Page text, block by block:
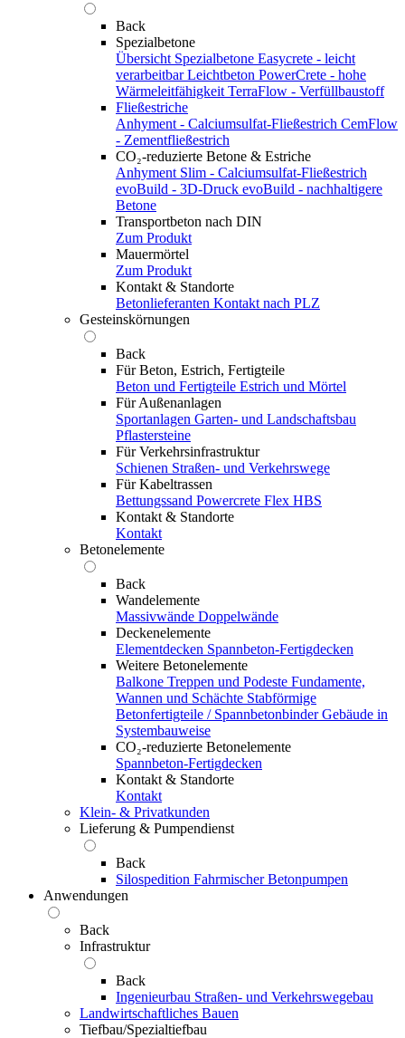
Back
Spezialbetone
Übersicht Spezialbetone Easycrete - leicht
verarbeitbar Leichtbeton PowerCrete - hohe
Wärmeleitfähigkeit TerraFlow - Verfüllbaustoff
Fließestriche
Anhyment - Calciumsulfat-Fließestrich CemFlow
- Zementfließestrich
CO₂-reduzierte Betone & Estriche
Anhyment Slim - Calciumsulfat-Fließestrich
evoBuild - 3D-Druck evoBuild - nachhaltigere
Betone
Transportbeton nach DIN
Zum Produkt
Mauermörtel
Zum Produkt
Kontakt & Standorte
Betonlieferanten Kontakt nach PLZ
Gesteinskörnungen
Back
Für Beton, Estrich, Fertigteile
Beton und Fertigteile Estrich und Mörtel
Für Außenanlagen
Sportanlagen Garten- und Landschaftsbau
Pflastersteine
Für Verkehrsinfrastruktur
Schienen Straßen- und Verkehrswege
Für Kabeltrassen
Bettungssand Powercrete Flex HBS
Kontakt & Standorte
Kontakt
Betonelemente
Back
Wandelemente
Massivwände Doppelwände
Deckenelemente
Elementdecken Spannbeton-Fertigdecken
Weitere Betonelemente
Balkone Treppen und Podeste Fundamente,
Wannen und Schächte Stabförmige
Betonfertigteile / Spannbetonbinder Gebäude in
Systembauweise
CO₂-reduzierte Betonelemente
Spannbeton-Fertigdecken
Kontakt & Standorte
Kontakt
Klein- & Privatkunden
Lieferung & Pumpendienst
Back
Silospedition Fahrmischer Betonpumpen
Anwendungen
Back
Infrastruktur
Back
Ingenieurbau Straßen- und Verkehrswegebau
Landwirtschaftliches Bauen
Tiefbau/Spezialtiefbau